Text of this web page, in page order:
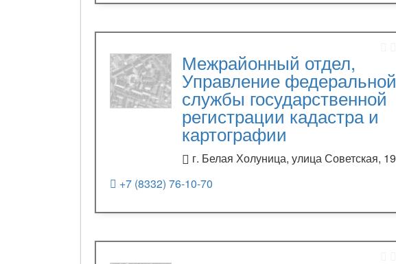
Межрайонный отдел,
Управление федеральной
службы государственной
регистрации кадастра и
картографии
г. Белая Холуница, улица Советская, 19
+7 (8332) 76-10-70